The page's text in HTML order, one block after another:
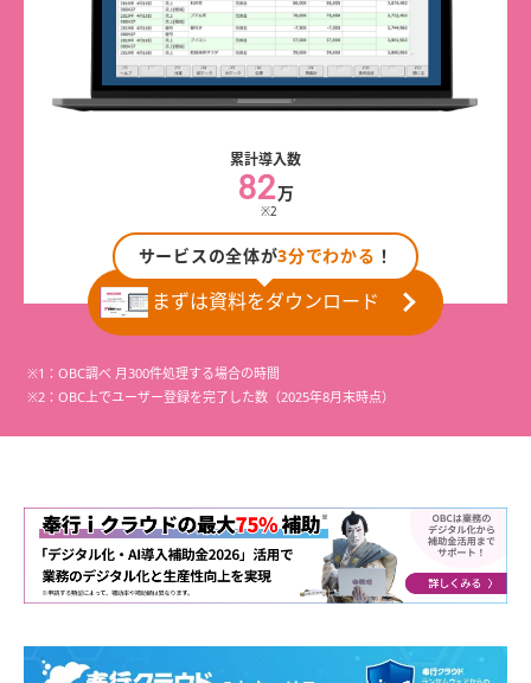
累計導入数
82万
※2
サービスの全体が3分でわかる ！
まずは資料をダウンロード
※1：OBC調べ 月300件処理する場合の時間
※2：OBC上でユーザー登録を完了した数（2025年8月末時点）